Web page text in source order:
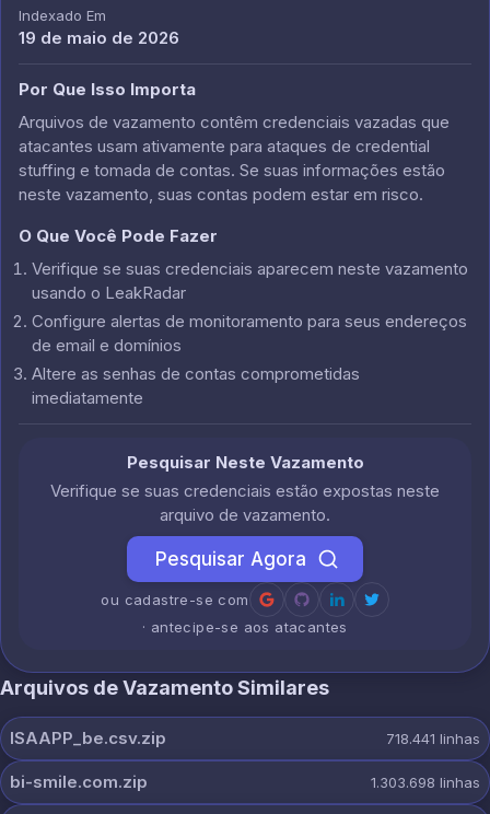
Indexado Em
19 de maio de 2026
Por Que Isso Importa
Arquivos de vazamento contêm credenciais vazadas que
atacantes usam ativamente para ataques de credential
stuffing e tomada de contas. Se suas informações estão
neste vazamento, suas contas podem estar em risco.
O Que Você Pode Fazer
Verifique se suas credenciais aparecem neste vazamento
usando o LeakRadar
Configure alertas de monitoramento para seus endereços
de email e domínios
Altere as senhas de contas comprometidas
imediatamente
Pesquisar Neste Vazamento
Verifique se suas credenciais estão expostas neste
arquivo de vazamento.
Pesquisar Agora
ou cadastre-se com
· antecipe-se aos atacantes
Arquivos de Vazamento Similares
ISAAPP_be.csv.zip 718.441 linhas
bi-smile.com.zip 1.303.698 linhas